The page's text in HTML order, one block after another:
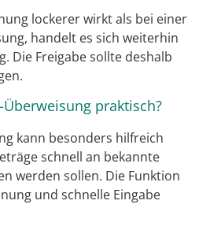
lockerer wirkt als bei einer
handelt es sich weiterhin
Die Freigabe sollte deshalb
praktisch?
kann besonders hilfreich
schnell an bekannte
werden sollen. Die Funktion
und schnelle Eingabe